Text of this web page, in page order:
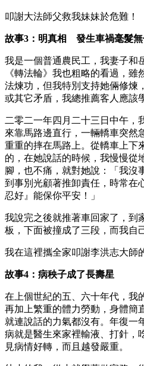
叩謝大法師父救我妹妹於危難！
故事3：明真相 發生車禍毫髮
我是一個普通農民工，我妻子和
《轉法輪》我也粗略的看過，
法煉功，但我特別支持她倆修煉
或其它矛盾，我總推薦客人應該
二零二一年四月二十三日中午，
來靠馬路邊直行，一輛轎車突然
重重的摔在馬路上。從轎車上下
的，在她說話的時候，我慢慢從
腳，也不痛，就對她說：「我沒
到事別光顧著推卸責任，時常在
忍好』能保你平安！」
我說完之後就推著車回家了，到
板，下面被撞成了三段，而我自
我在這裡攜全家叩謝李洪志大師
故事4：病秧子成了長壽星
在上個世紀的五、六十年代，我
再加上繁重的體力勞動，身體簡
就連說話的力氣都沒有。年復一
病就是醫生來家裡輸液、打針，
見病情好轉，而且越發嚴重。